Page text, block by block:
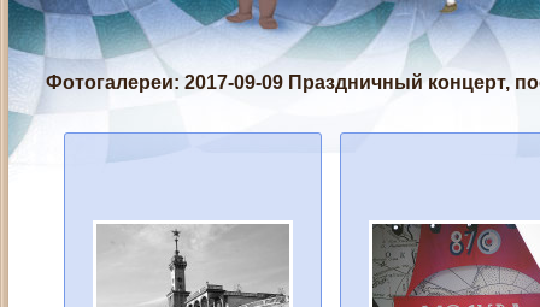
Фотогалереи: 2017-09-09 Праздничный концерт,